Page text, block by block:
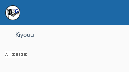
Kiyouu